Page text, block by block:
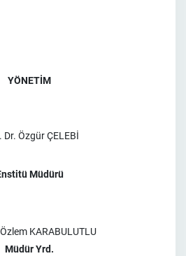
YÖNETİM
Dr. Özgür ÇELEBİ
Müdürü
KARABULUTLU
Müdür Yrd.